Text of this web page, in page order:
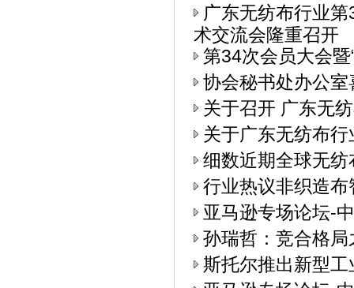
广东无纺布行业
术交流会隆重召开
第34次会员大会
协会秘书处办公室
关于召开 广东无
关于广东无纺布
细数近期全球无
行业热议非织造布
亚马逊专场论坛-
孙瑞哲：竞合格
斯托尔推出新型